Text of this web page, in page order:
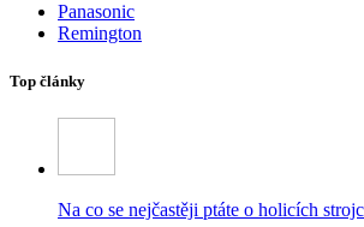
Panasonic
Remington
Top články
Na co se nejčastěji ptáte o holicích